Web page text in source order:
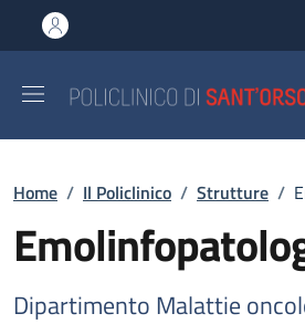
al contenuto principale
to footer content
Briciole di pane
Home / Il Policlinico / Strutture /
Dipartimento Malattie